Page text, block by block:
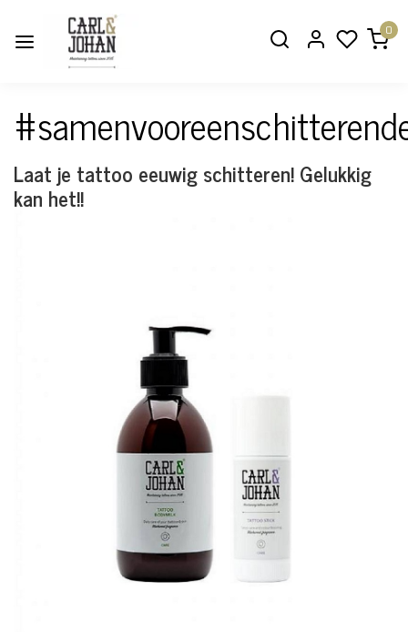
0
Laat je tattoo eeuwig schitteren! Gelukkig
kan het!!